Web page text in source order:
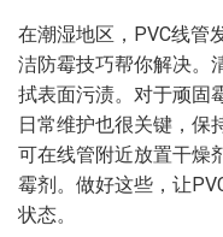
在潮湿地区，PVC线管
洁防霉技巧帮你解决。
拭表面污渍。对于顽固
日常维护也很关键，保
可在线管附近放置干燥
霉剂。做好这些，让
状态。